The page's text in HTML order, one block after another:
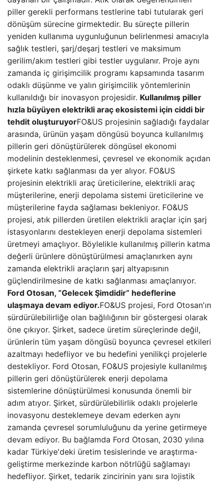
piller gerekli performans testlerine tabi tutularak geri
dönüşüm sürecine girmektedir. Bu süreçte pillerin
yeniden kullanıma uygunluğunun belirlenmesi amacıyla
sağlık testleri, şarj/deşarj testleri ve maksimum
gerilim/akım testleri gibi testler uygulanır. Proje aynı
zamanda iç girişimcilik programı kapsamında tasarım
odaklı düşünme ve yalın girişimcilik yöntemlerinin
kullanıldığı bir inovasyon projesidir. Kullanılmış piller
hızla büyüyen elektrikli araç ekosistemi için ciddi bir
tehdit oluşturuyorFO&US projesinin sağladığı faydalar
arasında, ürünün yaşam döngüsü boyunca kullanılmış
pillerin geri dönüştürülerek döngüsel ekonomi
modelinin desteklenmesi, çevresel ve ekonomik açıdan
şirkete katkı sağlanması da yer alıyor. FO&US
projesinin elektrikli araç üreticilerine, elektrikli araç
müşterilerine, enerji depolama sistemi üreticilerine ve
müşterilerine fayda sağlaması bekleniyor. FO&US
projesi, atık pillerden üretilen elektrikli araçlar için şarj
istasyonlarını destekleyen enerji depolama sistemleri
üretmeyi amaçlıyor. Böylelikle kullanılmış pillerin katma
değerli ürünlere dönüştürülmesi amaçlanırken aynı
zamanda elektrikli araçların şarj altyapısının
güçlendirilmesine de katkı sağlanması amaçlanıyor.
Ford Otosan, “Gelecek Şimdidir” hedeflerine
ulaşmaya devam ediyor.FO&US projesi, Ford Otosan'ın
sürdürülebilirliğe olan bağlılığının bir göstergesi olarak
öne çıkıyor. Şirket, sadece üretim süreçlerinde değil,
ürünlerin tüm yaşam döngüsü boyunca çevresel etkileri
azaltmayı hedefliyor ve bu hedefini yenilikçi projelerle
destekliyor. Ford Otosan, FO&US projesiyle kullanılmış
pillerin geri dönüştürülerek enerji depolama
sistemlerine dönüştürülmesi konusunda önemli bir
adım atıyor. Şirket, sürdürülebilirlik odaklı projelerle
inovasyonu desteklemeye devam ederken aynı
zamanda çevresel sorumluluğunu da yerine getirmeye
devam ediyor. Bu bağlamda Ford Otosan, 2030 yılına
kadar Türkiye'deki üretim tesislerinde ve araştırma-
geliştirme merkezinde karbon nötrlüğü sağlamayı
hedefliyor. Şirket, tedarik zincirinin yanı sıra lojistik